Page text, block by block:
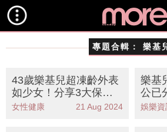
專題合輯： 樂基
43歲樂基兒超凍齡外表
如少女！分享3大保養
貼士 浸冰水浴好處多？
女性健康 21 Aug 2024
樂基
公已
將由
娛樂資